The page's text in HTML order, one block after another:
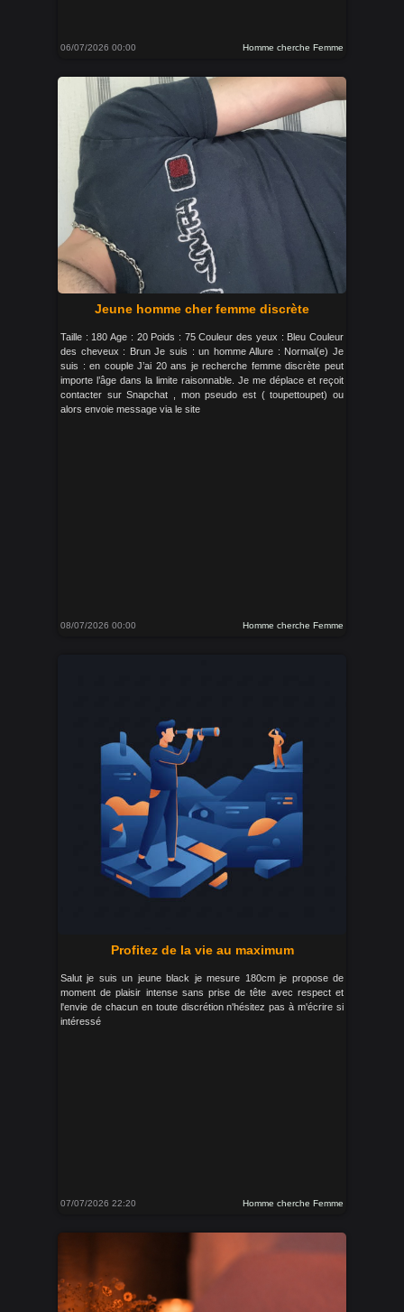
06/07/2026 00:00 Homme cherche Femme
Jeune homme cher femme discrète
Taille : 180 Age : 20 Poids : 75 Couleur des yeux : Bleu Couleur
des cheveux : Brun Je suis : un homme Allure : Normal(e) Je
suis : en couple J’ai 20 ans je recherche femme discrète peut
importe l’âge dans la limite raisonnable. Je me déplace et reçoit
contacter sur Snapchat , mon pseudo est ( toupettoupet) ou
alors envoie message via le site
08/07/2026 00:00 Homme cherche Femme
Profitez de la vie au maximum
Salut je suis un jeune black je mesure 180cm je propose de
moment de plaisir intense sans prise de tête avec respect et
l'envie de chacun en toute discrétion n'hésitez pas à m'écrire si
intéressé
07/07/2026 22:20 Homme cherche Femme